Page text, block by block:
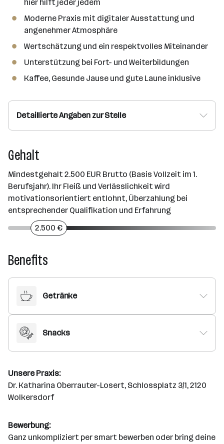
hier hilft jeder jedem
Moderne Praxis mit digitaler Ausstattung und
angenehmer Atmosphäre
Wertschätzung und ein respektvolles Miteinander
Unterstützung bei Fort- und Weiterbildungen
Kaffee, Gesunde Jause und gute Laune inklusive
Detaillierte Angaben zur Stelle
Gehalt
Mindestgehalt 2.500 EUR Brutto (Basis Vollzeit im 1.
Berufsjahr). Ihr Fleiß und Verlässlichkeit wird
motivationsorientiert entlohnt, Überzahlung bei
entsprechender Qualifikation und Erfahrung
2.500 €
Benefits
Getränke
Snacks
Unsere Praxis:
Dr. Katharina Oberrauter-Losert, Schlossplatz 3/1, 2120
Wolkersdorf
Bewerbung:
Ganz unkompliziert per smart bewerben oder bring deine